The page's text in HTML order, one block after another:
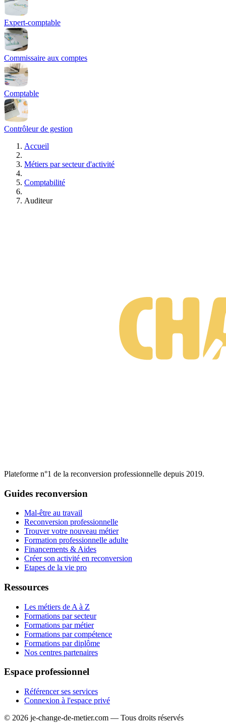
Expert-comptable
Commissaire aux comptes
Comptable
Contrôleur de gestion
Accueil
Métiers par secteur d'activité
Comptabilité
Auditeur
Plateforme n°1 de la reconversion professionnelle depuis 2019.
Guides reconversion
Mal-être au travail
Reconversion professionnelle
Trouver votre nouveau métier
Formation professionnelle adulte
Financements & Aides
Créer son activité en reconversion
Etapes de la vie pro
Ressources
Les métiers de A à Z
Formations par secteur
Formations par métier
Formations par compétence
Formations par diplôme
Nos centres partenaires
Espace professionnel
Référencer ses services
Connexion à l'espace privé
© 2026 je-change-de-metier.com — Tous droits réservés